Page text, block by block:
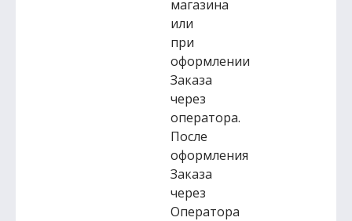
магазина
или
при
оформлении
Заказа
через
оператора.
После
оформления
Заказа
через
Оператора